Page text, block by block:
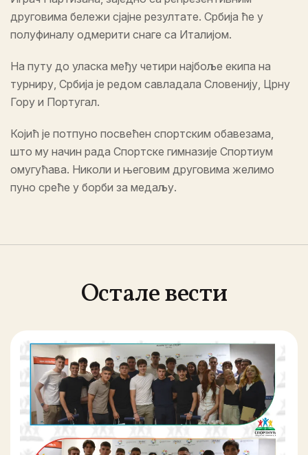
друговима бележи сјајне резултате. Србија ће у
полуфиналу одмерити снаге са Италијом.
На путу до уласка међу четири најбоље екипа на
турниру, Србија је редом савладала Словенију, Црну
Гору и Португал.
Којић је потпуно посвећен спортским обавезама,
што му начин рада Спортске гимназије Спортиум
омугућава. Николи и његовим друговима желимо
пуно среће у борби за медаљу.
Остале вести